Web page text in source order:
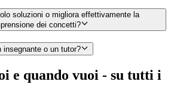
soluzioni o migliora effettivamente la
dei concetti?
o un tutor?
e quando vuoi - su tutti i